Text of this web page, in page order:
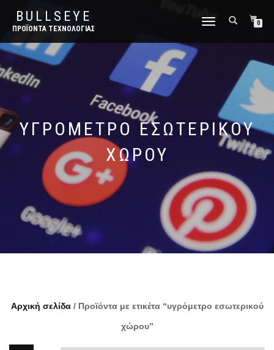
BULLSEYE
ΠΡΟΪΌΝΤΑ ΤΕΧΝΟΛΟΓΊΑΣ
ΕΝΑΛΛΑΓΉ
0
ΥΓΡΌΜΕΤΡΟ ΕΣΩΤΕΡΙΚΟΎ
ΧΏΡΟΥ
Αρχική σελίδα/ Προϊόντα με ετικέτα “υγρόμετρο εσωτερικού
χώρου”